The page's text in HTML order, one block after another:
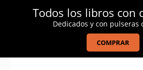
Todos los libros con
Dedicados y con pulseras
COMPRAR